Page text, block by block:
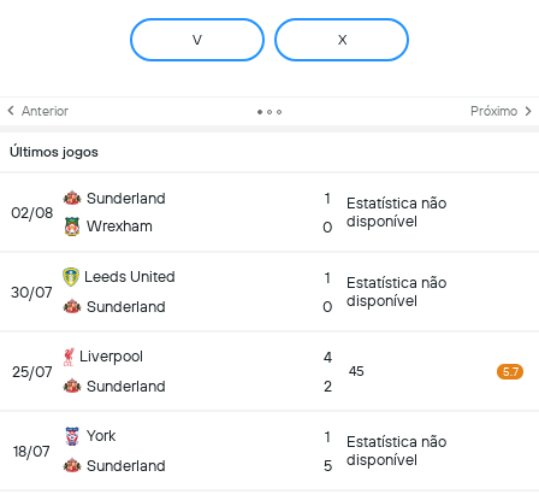
V X
Anterior Próximo
Últimos jogos
02/08
Sunderland
Wrexham
1
0
Estatística não
disponível
30/07
Leeds United
Sunderland
1
0
Estatística não
disponível
25/07
Liverpool
Sunderland
4
2
45 5.7
18/07
York
Sunderland
1
5
Estatística não
disponível